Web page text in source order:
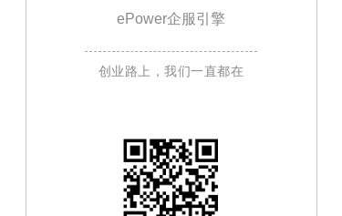
ePower企服引擎
创业路上，我们一直都在